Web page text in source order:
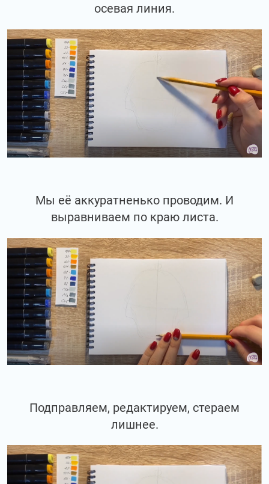
осевая линия.
Мы её аккуратненько проводим. И
выравниваем по краю листа.
Подправляем, редактируем, стераем
лишнее.